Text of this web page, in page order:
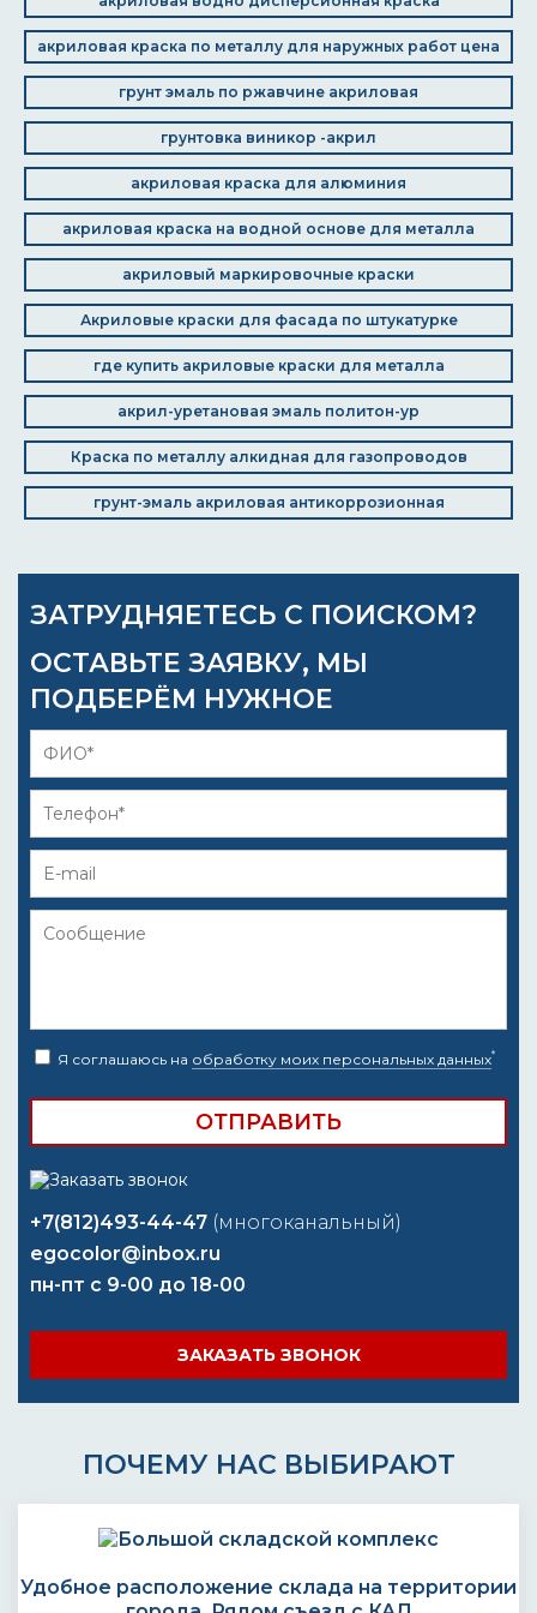
акриловая краска по металлу для наружных работ цена
грунт эмаль по ржавчине акриловая
грунтовка виникор -акрил
акриловая краска для алюминия
акриловая краска на водной основе для металла
акриловый маркировочные краски
Акриловые краски для фасада по штукатурке
где купить акриловые краски для металла
акрил-уретановая эмаль политон-ур
Краска по металлу алкидная для газопроводов
грунт-эмаль акриловая антикоррозионная
ЗАТРУДНЯЕТЕСЬ С ПОИСКОМ?
ОСТАВЬТЕ ЗАЯВКУ, МЫ
ПОДБЕРЁМ НУЖНОЕ
Я соглашаюсь на обработку моих персональных данных*
+7(812)493-44-47 (многоканальный)
egocolor@inbox.ru
пн-пт с 9-00 до 18-00
ЗАКАЗАТЬ ЗВОНОК
ПОЧЕМУ НАС ВЫБИРАЮТ
Удобное расположение склада на территории